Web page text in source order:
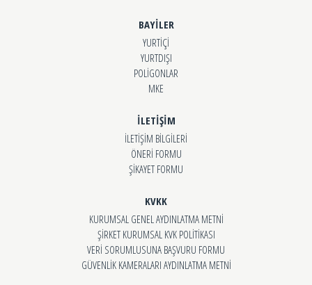
BAYİLER
YURTİÇİ
YURTDIŞI
POLİGONLAR
MKE
İLETİŞİM
İLETİŞİM BİLGİLERİ
ÖNERİ FORMU
ŞİKAYET FORMU
KVKK
KURUMSAL GENEL AYDINLATMA METNİ
ŞİRKET KURUMSAL KVK POLİTİKASI
VERİ SORUMLUSUNA BAŞVURU FORMU
GÜVENLİK KAMERALARI AYDINLATMA METNİ